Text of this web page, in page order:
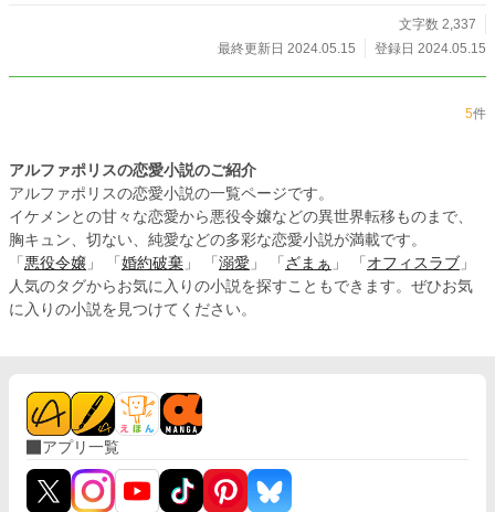
文字数 2,337
最終更新日 2024.05.15
登録日 2024.05.15
5件
アルファポリスの恋愛小説のご紹介
アルファポリスの恋愛小説の一覧ページです。
イケメンとの甘々な恋愛から悪役令嬢などの異世界転移ものまで、
胸キュン、切ない、純愛などの多彩な恋愛小説が満載です。
「 悪役令嬢 」 「 婚約破棄 」 「 溺愛 」 「 ざまぁ 」 「 オフィスラブ 」
人気のタグからお気に入りの小説を探すこともできます。ぜひお気
に入りの小説を見つけてください。
アプリ一覧